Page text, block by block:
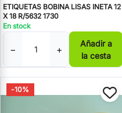
ETIQUETAS BOBINA LISAS INETA 12
X 18 R/5632 1730
En stock
− +
Añadir a
la cesta
-10%